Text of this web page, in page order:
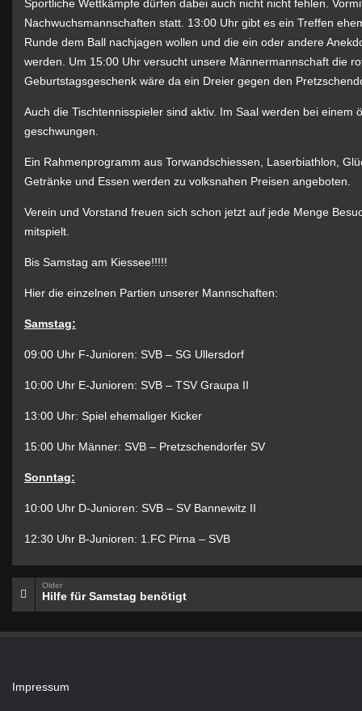
Sportliche Wettkämpfe dürfen dabei auch nicht nicht fehlen.
Nachwuchsmannschaften statt. 13:00 Uhr gibt es ein Treffen
Runde dem Ball nachjagen wollen und die ein oder andere
werden. Um 15:00 Uhr versucht unsere Männermannschaft die
Geburtstagsgeschenk wäre da ein Dreier gegen den
Auch die Tischtennisspieler sind aktiv. Im Saal werden bei einem
geschwungen.
Ein Rahmenprogramm aus Torwandschiessen, Laserbiathlon,
Getränke und Essen werden zu volksnahen Preisen angeboten.
Verein und Vorstand freuen sich schon jetzt auf jede Menge
mitspielt.
Bis Samstag am Kiessee!!!!!
Hier die einzelnen Partien unserer Mannschaften:
Samstag:
09:00 Uhr F-Junioren: SVB – SG Ullersdorf
10:00 Uhr E-Junioren: SVB – TSV Graupa II
13:00 Uhr: Spiel ehemaliger Kicker
15:00 Uhr Männer: SVB – Pretzschendorfer SV
Sonntag:
10:00 Uhr D-Junioren: SVB – SV Bannewitz II
12:30 Uhr B-Junioren: 1.FC Pirna – SVB
Older
Hilfe für Samstag benötigt
Impressum